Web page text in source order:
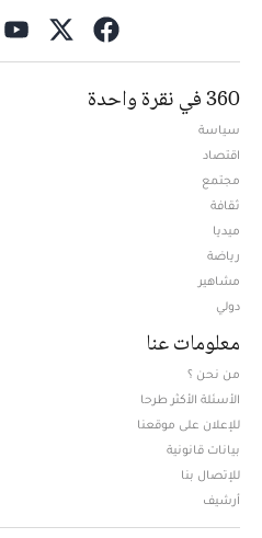
360 في نقرة واحدة
سياسة
اقتصاد
مجتمع
ثقافة
ميديا
رياضة
مشاهير
دولي
معلومات عنا
من نحن ؟
الأسئلة الأكثر طرحا
للإعلان على موقعنا
بيانات قانونية
للإتصال بنا
أرشيف